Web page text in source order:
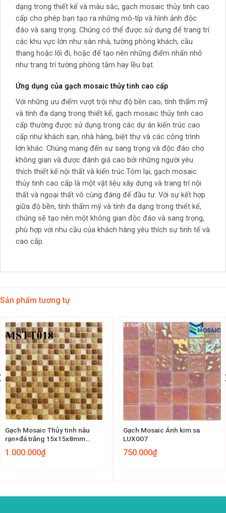
dạng trong thiết kế và màu sắc, gạch mosaic thủy tinh cao
cấp cho phép bạn tạo ra những mô-típ và hình ảnh độc
đáo và sang trọng. Chúng có thể được sử dụng để trang trí
các khu vực lớn như sàn nhà, tường phòng khách, cầu
thang hoặc lối đi, hoặc để tạo nên những điểm nhấn nhỏ
như trang trí tường phòng tắm hay lều bạt.
Ứng dụng của gạch mosaic thủy tinh cao cấp
Với những ưu điểm vượt trội như độ bền cao, tính thẩm mỹ
và tính đa dạng trong thiết kế, gạch mosaic thủy tinh cao
cấp thường được sử dụng trong các dự án kiến trúc cao
cấp như khách sạn, nhà hàng, biệt thự và các công trình
lớn khác. Chúng mang đến sự sang trọng và độc đáo cho
không gian và được đánh giá cao bởi những người yêu
thích thiết kế nội thất và kiến trúc.Tóm lại, gạch mosaic
thủy tinh cao cấp là một vật liệu xây dựng và trang trí nội
thất và ngoại thất vô cùng đáng để đầu tư. Với sự kết hợp
giữa độ bền, tính thẩm mỹ và tính đa dạng trong thiết kế,
chúng sẽ tạo nên một không gian độc đáo và sang trọng,
phù hợp với nhu cầu của khách hàng yêu thích sự tinh tế và
cao cấp.
Sản phẩm tương tự
Gạch Mosaic Thủy tinh nâu
rạn+đá trắng 15x15x8mm
1.000.000₫
Gạch Mosaic Ánh kim sa
LUX007
750.000₫